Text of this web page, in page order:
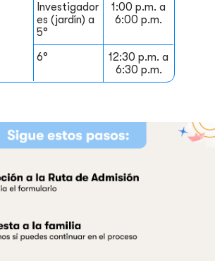
Investigador
es (jardín) a
5°
1:00 p.m. a
6:00 p.m.
6°
12:30 p.m. a
6:30 p.m.